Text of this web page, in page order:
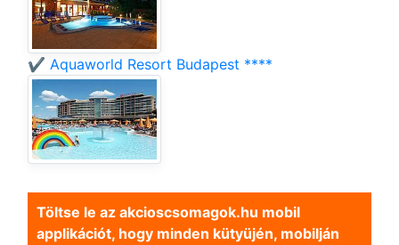
✔️ Aquaworld Resort Budapest ****
Töltse le az akcioscsomagok.hu mobil
applikációt, hogy minden kütyüjén, mobilján